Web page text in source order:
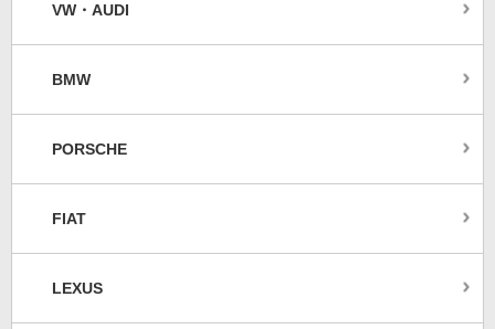
VW・AUDI
BMW
PORSCHE
FIAT
LEXUS